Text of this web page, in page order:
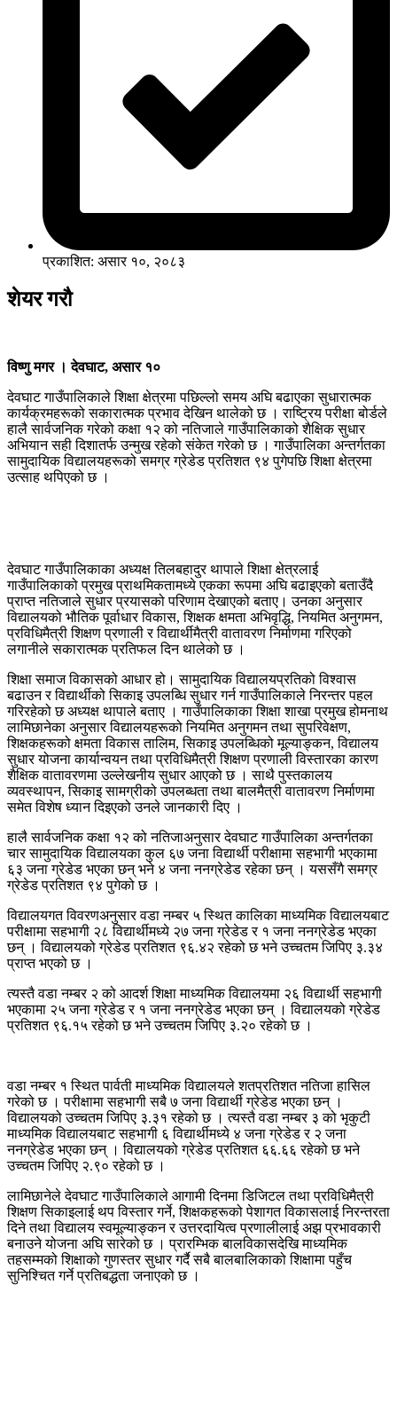
प्रकाशित: असार १०, २०८३
शेयर गरौ
विष्णु मगर । देवघाट, असार १०
देवघाट गाउँपालिकाले शिक्षा क्षेत्रमा पछिल्लो समय अघि बढाएका सुधारात्मक
कार्यक्रमहरूको सकारात्मक प्रभाव देखिन थालेको छ । राष्ट्रिय परीक्षा बोर्डले
हालै सार्वजनिक गरेको कक्षा १२ को नतिजाले गाउँपालिकाको शैक्षिक सुधार
अभियान सही दिशातर्फ उन्मुख रहेको संकेत गरेको छ । गाउँपालिका अन्तर्गतका
सामुदायिक विद्यालयहरूको समग्र ग्रेडेड प्रतिशत ९४ पुगेपछि शिक्षा क्षेत्रमा
उत्साह थपिएको छ ।
देवघाट गाउँपालिकाका अध्यक्ष तिलबहादुर थापाले शिक्षा क्षेत्रलाई
गाउँपालिकाको प्रमुख प्राथमिकतामध्ये एकका रूपमा अघि बढाइएको बताउँदै
प्राप्त नतिजाले सुधार प्रयासको परिणाम देखाएको बताए। उनका अनुसार
विद्यालयको भौतिक पूर्वाधार विकास, शिक्षक क्षमता अभिवृद्धि, नियमित अनुगमन,
प्रविधिमैत्री शिक्षण प्रणाली र विद्यार्थीमैत्री वातावरण निर्माणमा गरिएको
लगानीले सकारात्मक प्रतिफल दिन थालेको छ ।
शिक्षा समाज विकासको आधार हो। सामुदायिक विद्यालयप्रतिको विश्वास
बढाउन र विद्यार्थीको सिकाइ उपलब्धि सुधार गर्न गाउँपालिकाले निरन्तर पहल
गरिरहेको छ अध्यक्ष थापाले बताए । गाउँपालिकाका शिक्षा शाखा प्रमुख होमनाथ
लामिछानेका अनुसार विद्यालयहरूको नियमित अनुगमन तथा सुपरिवेक्षण,
शिक्षकहरूको क्षमता विकास तालिम, सिकाइ उपलब्धिको मूल्याङ्कन, विद्यालय
सुधार योजना कार्यान्वयन तथा प्रविधिमैत्री शिक्षण प्रणाली विस्तारका कारण
शैक्षिक वातावरणमा उल्लेखनीय सुधार आएको छ । साथै पुस्तकालय
व्यवस्थापन, सिकाइ सामग्रीको उपलब्धता तथा बालमैत्री वातावरण निर्माणमा
समेत विशेष ध्यान दिइएको उनले जानकारी दिए ।
हालै सार्वजनिक कक्षा १२ को नतिजाअनुसार देवघाट गाउँपालिका अन्तर्गतका
चार सामुदायिक विद्यालयका कुल ६७ जना विद्यार्थी परीक्षामा सहभागी भएकामा
६३ जना ग्रेडेड भएका छन् भने ४ जना ननग्रेडेड रहेका छन् । यससँगै समग्र
ग्रेडेड प्रतिशत ९४ पुगेको छ ।
विद्यालयगत विवरणअनुसार वडा नम्बर ५ स्थित कालिका माध्यमिक विद्यालयबाट
परीक्षामा सहभागी २८ विद्यार्थीमध्ये २७ जना ग्रेडेड र १ जना ननग्रेडेड भएका
छन् । विद्यालयको ग्रेडेड प्रतिशत ९६.४२ रहेको छ भने उच्चतम जिपिए ३.३४
प्राप्त भएको छ ।
त्यस्तै वडा नम्बर २ को आदर्श शिक्षा माध्यमिक विद्यालयमा २६ विद्यार्थी सहभागी
भएकामा २५ जना ग्रेडेड र १ जना ननग्रेडेड भएका छन् । विद्यालयको ग्रेडेड
प्रतिशत ९६.१५ रहेको छ भने उच्चतम जिपिए ३.२० रहेको छ ।
वडा नम्बर १ स्थित पार्वती माध्यमिक विद्यालयले शतप्रतिशत नतिजा हासिल
गरेको छ । परीक्षामा सहभागी सबै ७ जना विद्यार्थी ग्रेडेड भएका छन् ।
विद्यालयको उच्चतम जिपिए ३.३१ रहेको छ । त्यस्तै वडा नम्बर ३ को भृकुटी
माध्यमिक विद्यालयबाट सहभागी ६ विद्यार्थीमध्ये ४ जना ग्रेडेड र २ जना
ननग्रेडेड भएका छन् । विद्यालयको ग्रेडेड प्रतिशत ६६.६६ रहेको छ भने
उच्चतम जिपिए २.९० रहेको छ ।
लामिछानेले देवघाट गाउँपालिकाले आगामी दिनमा डिजिटल तथा प्रविधिमैत्री
शिक्षण सिकाइलाई थप विस्तार गर्ने, शिक्षकहरूको पेशागत विकासलाई निरन्तरता
दिने तथा विद्यालय स्वमूल्याङ्कन र उत्तरदायित्व प्रणालीलाई अझ प्रभावकारी
बनाउने योजना अघि सारेको छ । प्रारम्भिक बालविकासदेखि माध्यमिक
तहसम्मको शिक्षाको गुणस्तर सुधार गर्दै सबै बालबालिकाको शिक्षामा पहुँच
सुनिश्चित गर्ने प्रतिबद्धता जनाएको छ ।